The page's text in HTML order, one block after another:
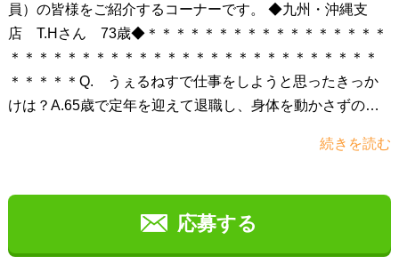
員）の皆様をご紹介するコーナーです。 ◆九州・沖縄支
店 T.Hさん 73歳◆＊＊＊＊＊＊＊＊＊＊＊＊＊＊＊＊＊
＊＊＊＊＊＊＊＊＊＊＊＊＊＊＊＊＊＊＊＊＊＊＊＊＊＊
＊＊＊＊＊Q. うぇるねすで仕事をしようと思ったきっか
けは？A.65歳で定年を迎えて退職し、身体を動かさずのん
いくように感じていました。このままでは、健康を維持で
ではと思い、身体にいい仕事はないかと探していました。
その際、うぇるねすのＨＰを見て、これだと思いました。
それは、「健康維持のために週2～3日働ける」「ゴルフ代
続きを読む
応募する